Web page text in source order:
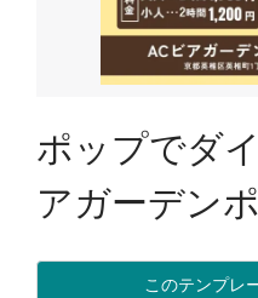
ポップでダ
アガーデン
このテンプレ